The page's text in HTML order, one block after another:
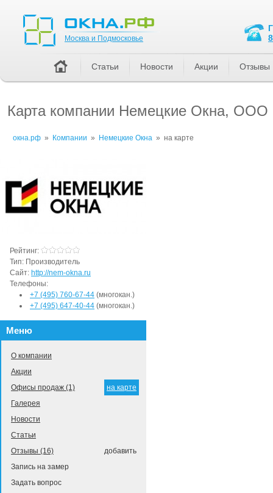
Карта компании Немецкие Окна, ООО
окна.рф » Компании » Немецкие Окна » на карте
Рейтинг:
Тип: Производитель
Сайт: http://nem-okna.ru
Телефоны:
+7 (495) 760-67-44 (многокан.)
+7 (495) 647-40-44 (многокан.)
Меню
О компании
Акции
на карте
Офисы продаж (1)
Галерея
Новости
Статьи
добавить
Отзывы (16)
Запись на замер
Задать вопрос
Москва и Подмосковье
Статьи Новости Акции Отзывы